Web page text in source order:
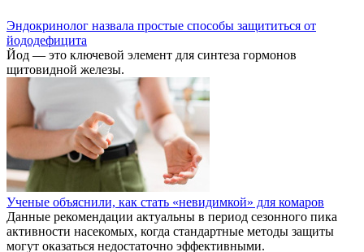
«Стало понятно, что ситуацию нужно оперативно менять»
Гендиректор «Лазер-НН» Егор Архипов в «антикризисной»
колонке на «Бизнес News» — какие шаги были предприняты,
чтобы вывести предприятие из сложной ситуации, и как
сохранять спокойствие в непростые времена
Объем кредитного портфеля РСХБ в Нижегородской области
в 2024 превысил 55,5 млрд рублей
О том, что было самым знаковым в уходящем году, какие